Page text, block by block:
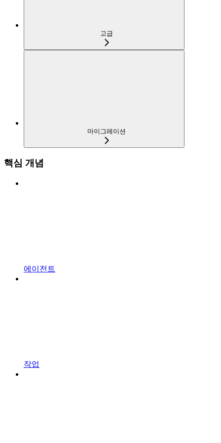
고급
마이그레이션
핵심 개념
에이전트
작업